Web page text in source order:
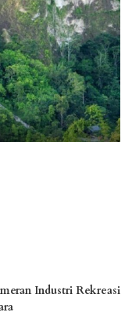
Industri Rekreasi